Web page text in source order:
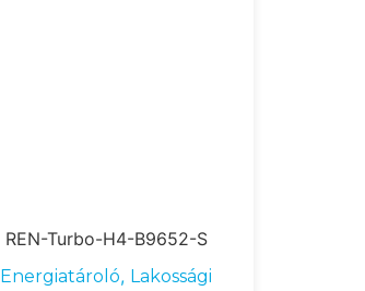
REN-Turbo-H4-B9652-S
Energiatároló, Lakossági